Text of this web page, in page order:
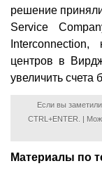
решение
Service
центров в
увеличить счета
Если вы
CTRL+ENTER. |
Материалы по